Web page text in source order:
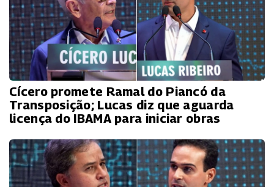
Cícero promete Ramal do Piancó da
Transposição; Lucas diz que aguarda
licença do IBAMA para iniciar obras